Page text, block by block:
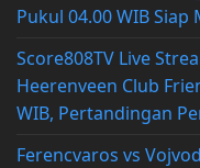
Pukul 04.00 WIB
Score808TV Live
Heerenveen Club
WIB, Pertandingan
Ferencvaros vs